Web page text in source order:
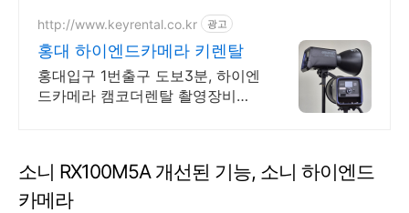
http://www.keyrental.co.kr 광고
홍대 하이엔드카메라 키렌탈
홍대입구 1번출구 도보3분, 하이엔
드카메라 캠코더렌탈 촬영장비대
소니 RX100M5A 개선된 기능, 소니 하이엔드
카메라